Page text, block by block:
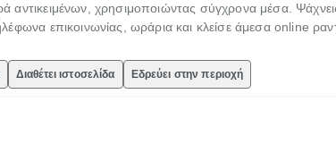
αντικειμένων, χρησιμοποιώντας σύγχρονα μέσα.
επικοινωνίας, ωράρια και κλείσε άμεσα online
Διαθέτει ιστοσελίδα Εδρεύει στην περιοχή